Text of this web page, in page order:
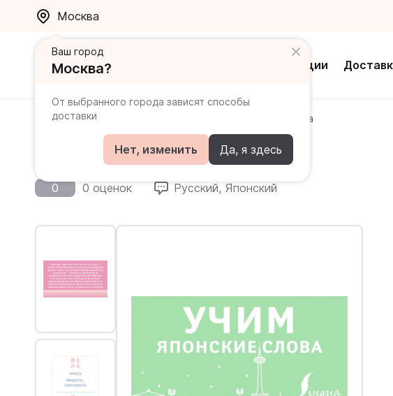
Москва
Акции
Ваш город
Москва?
От выбранного города зависят способы
доставки
Нет, изменить Да, я здесь
Главная Каталог Учим японские слова
Учим японские слова
0 0 оценок Русский, Японский